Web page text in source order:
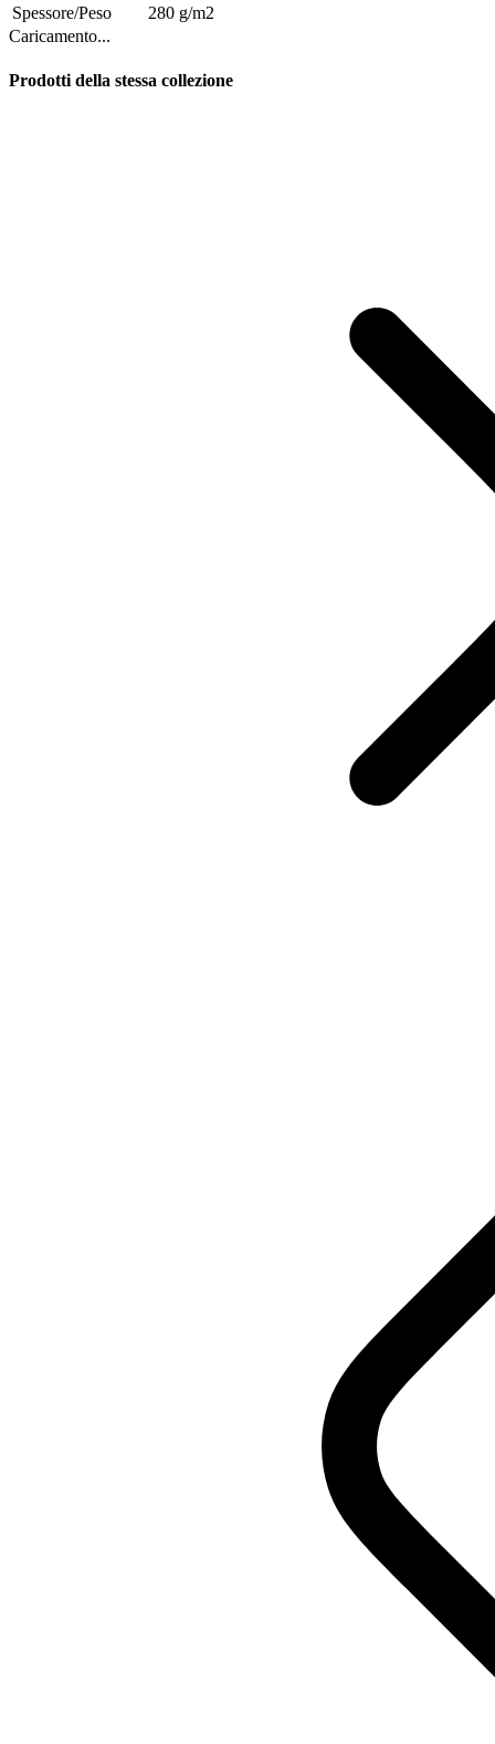
Spessore/Peso
280 g/m2
Caricamento...
Prodotti della stessa collezione